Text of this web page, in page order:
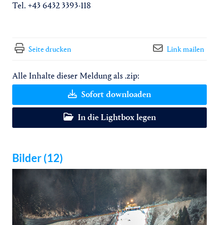
Tel. +43 6432 3393-118
Seite drucken Link mailen
Alle Inhalte dieser Meldung als .zip:
Sofort downloaden
In die Lightbox legen
Bilder (12)